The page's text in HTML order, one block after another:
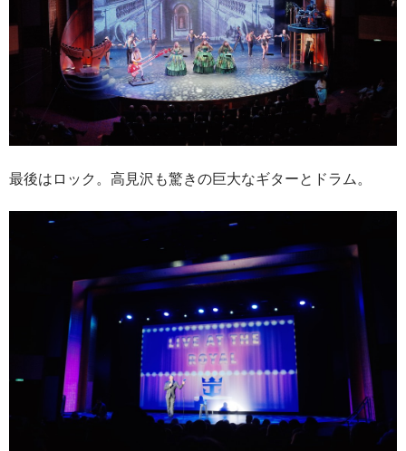
最後はロック。高見沢も驚きの巨大なギターとドラム。